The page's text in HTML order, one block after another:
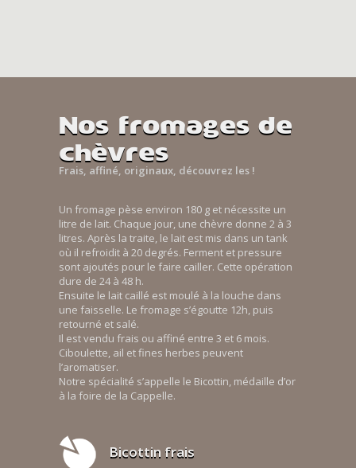
Nos fromages de
chèvres
Frais, affiné, originaux, découvrez les !
Un fromage pèse environ 180 g et nécessite un
litre de lait. Chaque jour, une chèvre donne 2 à 3
litres. Après la traite, le lait est mis dans un tank
où il refroidit à 20 degrés. Ferment et pressure
sont ajoutés pour le faire cailler. Cette opération
dure de 24 à 48 h.
Ensuite le lait caillé est moulé à la louche dans
une faisselle. Le fromage s’égoutte 12h, puis
retourné et salé.
Il est vendu frais ou affiné entre 3 et 6 mois.
Ciboulette, ail et fines herbes peuvent
l’aromatiser.
Notre spécialité s’appelle le Bicottin, médaille d’or
à la foire de la Cappelle.
Bicottin frais